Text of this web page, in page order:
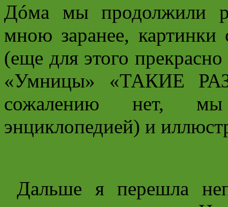
Дóма мы продолжили
мною заранее,
(еще для этого
«Умницы» «ТАКИЕ
сожалению нет, мы
энциклопедией) и
Дальше я перешла